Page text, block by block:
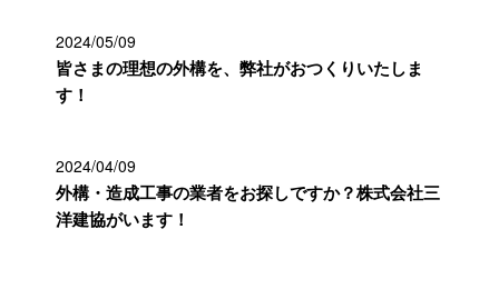
2024/05/09
皆さまの理想の外構を、弊社がおつくりいたしま
す！
2024/04/09
外構・造成工事の業者をお探しですか？株式会社三
洋建協がいます！